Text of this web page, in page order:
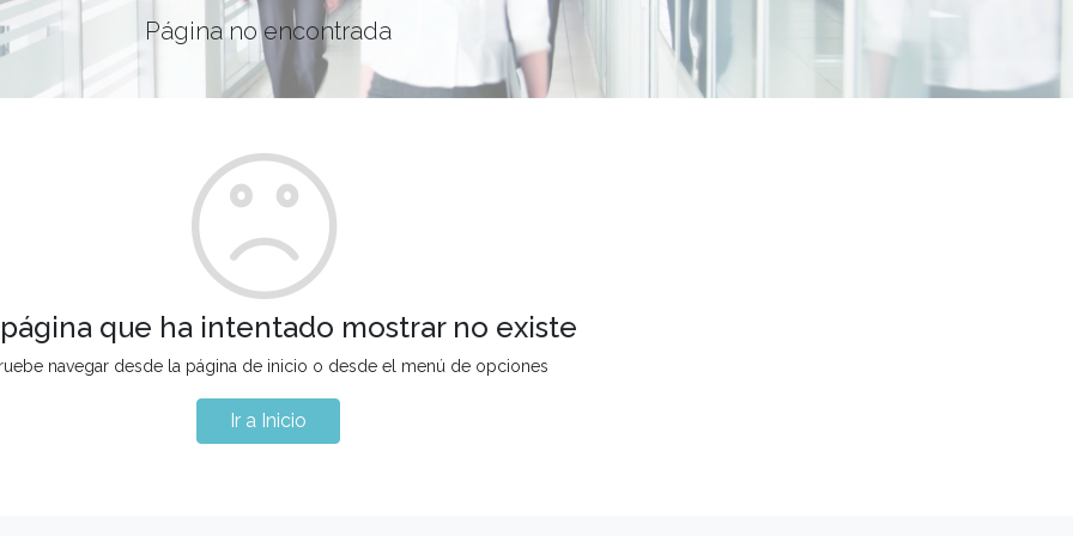
Página no encontrada
que ha intentado mostrar no existe
navegar desde la página de inicio o desde el menú de opciones
Ir a Inicio